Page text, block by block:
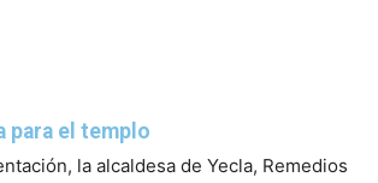
para el templo
la alcaldesa de Yecla, Remedios